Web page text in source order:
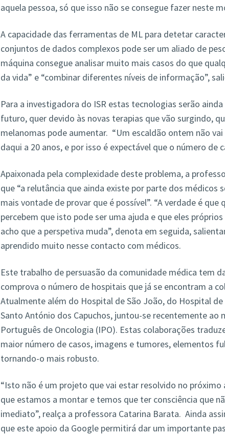
aquela pessoa, só que isso não se consegue fazer neste
A capacidade das ferramentas de ML para detetar
conjuntos de dados complexos pode ser um aliado de
máquina consegue analisar muito mais casos do que
da vida” e “combinar diferentes níveis de informação”,
Para a investigadora do ISR estas tecnologias serão
futuro, quer devido às novas terapias que vão surgindo,
melanomas pode aumentar. “Um escaldão ontem não
daqui a 20 anos, e por isso é expectável que o número de
Apaixonada pela complexidade deste problema, a
que “a relutância que ainda existe por parte dos médicos
mais vontade de provar que é possível”. “A verdade é que
percebem que isto pode ser uma ajuda e que eles
acho que a perspetiva muda”, denota em seguida,
aprendido muito nesse contacto com médicos.
Este trabalho de persuasão da comunidade médica tem
comprova o número de hospitais que já se encontram a
Atualmente além do Hospital de São João, do Hospital
Santo António dos Capuchos, juntou-se recentemente ao
Português de Oncologia (IPO). Estas colaborações
maior número de casos, imagens e tumores, elementos
tornando-o mais robusto.
“Isto não é um projeto que vai estar resolvido no próximo
que estamos a montar e temos que ter consciência que
imediato”, realça a professora Catarina Barata. Ainda
que este apoio da Google permitirá dar um importante